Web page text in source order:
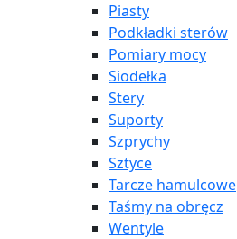
Piasty
Podkładki sterów
Pomiary mocy
Siodełka
Stery
Suporty
Szprychy
Sztyce
Tarcze hamulcowe
Taśmy na obręcz
Wentyle